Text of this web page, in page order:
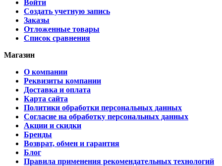
Войти
Создать учетную запись
Заказы
Отложенные товары
Список сравнения
Магазин
О компании
Реквизиты компании
Доставка и оплата
Карта сайта
Политики обработки персональных данных
Согласие на обработку персональных данных
Акции и скидки
Бренды
Возврат, обмен и гарантия
Блог
Правила применения рекомендательных технологий